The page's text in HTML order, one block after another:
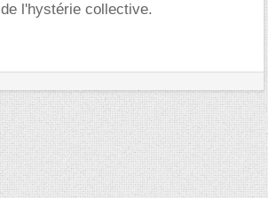
l'hystérie collective.